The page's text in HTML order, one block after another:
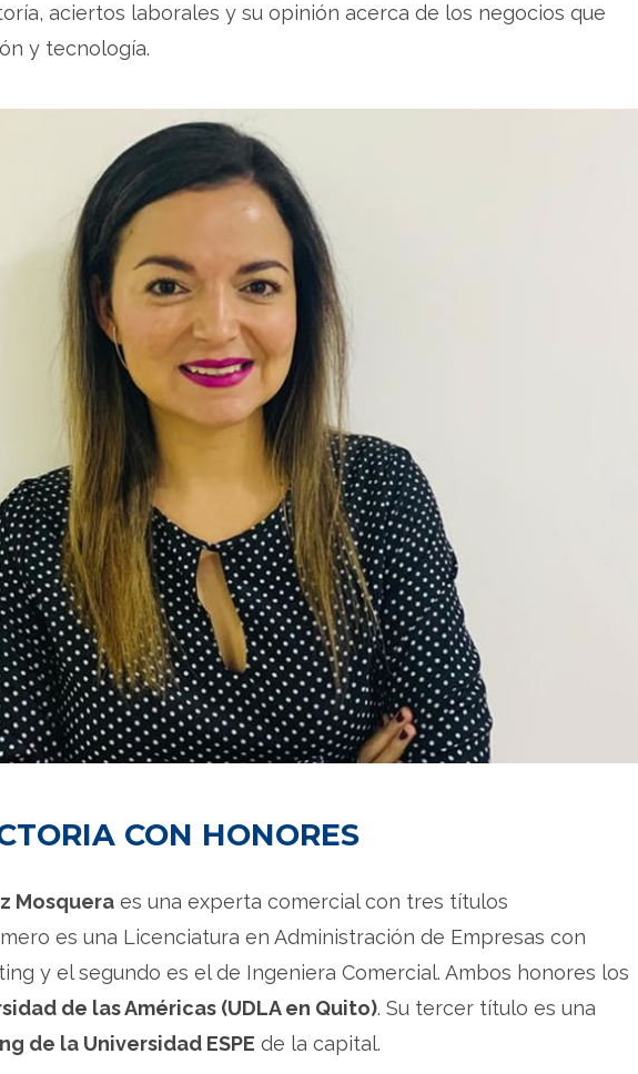
aciertos laborales y su opinión acerca de los negocios que
y tecnología.
CON HONORES
Mosquera es una experta comercial con tres títulos
es una Licenciatura en Administración de Empresas con
y el segundo es el de Ingeniera Comercial. Ambos honores los
de las Américas (UDLA en Quito). Su tercer título es una
de la Universidad ESPE de la capital.